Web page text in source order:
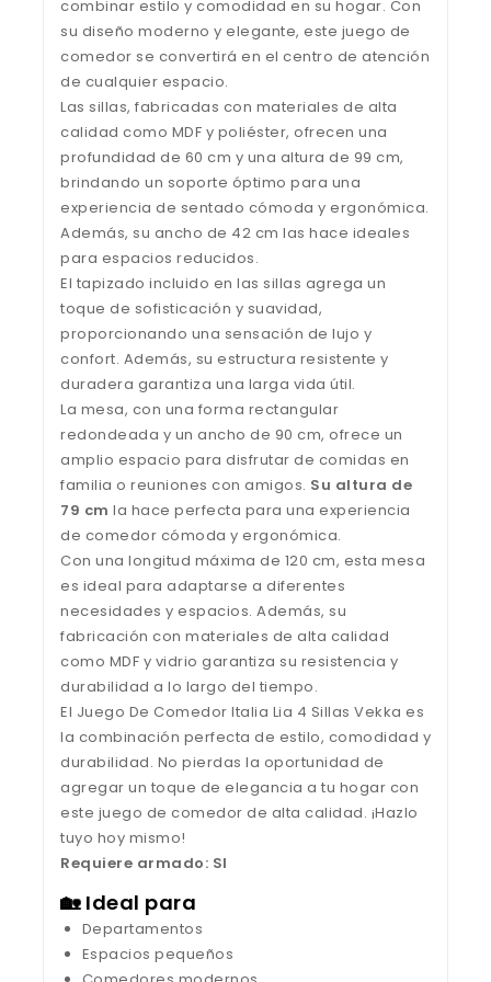
combinar estilo y comodidad en su hogar. Con
su diseño moderno y elegante, este juego de
comedor se convertirá en el centro de atención
de cualquier espacio.
Las sillas, fabricadas con materiales de alta
calidad como MDF y poliéster, ofrecen una
profundidad de 60 cm y una altura de 99 cm,
brindando un soporte óptimo para una
experiencia de sentado cómoda y ergonómica.
Además, su ancho de 42 cm las hace ideales
para espacios reducidos.
El tapizado incluido en las sillas agrega un
toque de sofisticación y suavidad,
proporcionando una sensación de lujo y
confort. Además, su estructura resistente y
duradera garantiza una larga vida útil.
La mesa, con una forma rectangular
redondeada y un ancho de 90 cm, ofrece un
amplio espacio para disfrutar de comidas en
familia o reuniones con amigos. Su altura de
79 cm la hace perfecta para una experiencia
de comedor cómoda y ergonómica.
Con una longitud máxima de 120 cm, esta mesa
es ideal para adaptarse a diferentes
necesidades y espacios. Además, su
fabricación con materiales de alta calidad
como MDF y vidrio garantiza su resistencia y
durabilidad a lo largo del tiempo.
El Juego De Comedor Italia Lia 4 Sillas Vekka es
la combinación perfecta de estilo, comodidad y
durabilidad. No pierdas la oportunidad de
agregar un toque de elegancia a tu hogar con
este juego de comedor de alta calidad. ¡Hazlo
tuyo hoy mismo!
Requiere armado: SI
🏡 Ideal para
Departamentos
Espacios pequeños